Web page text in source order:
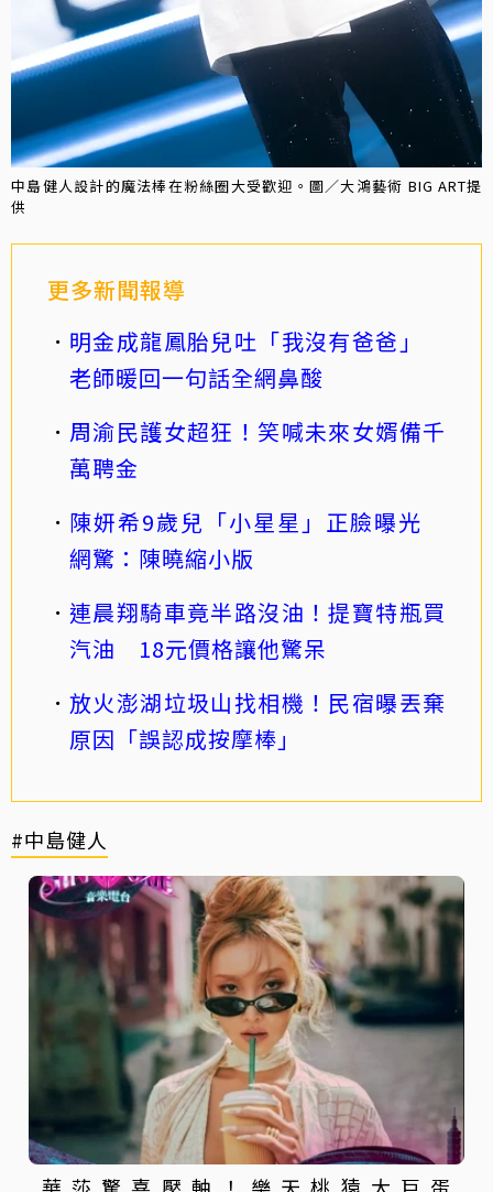
中島健人設計的魔法棒在粉絲圈大受歡迎。圖／大鴻藝術 BIG ART提
供
更多新聞報導
明金成龍鳳胎兒吐「我沒有爸爸」
老師暖回一句話全網鼻酸
周渝民護女超狂！笑喊未來女婿備千
萬聘金
陳妍希9歲兒「小星星」正臉曝光
網驚：陳曉縮小版
連晨翔騎車竟半路沒油！提寶特瓶買
汽油 18元價格讓他驚呆
放火澎湖垃圾山找相機！民宿曝丟棄
原因「誤認成按摩棒」
#中島健人
華莎驚喜壓軸！樂天桃猿大巨蛋